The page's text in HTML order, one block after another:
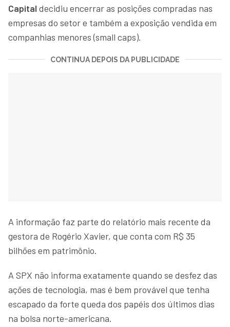
Capital decidiu encerrar as posições compradas nas
empresas do setor e também a exposição vendida em
companhias menores (small caps).
CONTINUA DEPOIS DA PUBLICIDADE
A informação faz parte do relatório mais recente da
gestora de Rogério Xavier, que conta com R$ 35
bilhões em patrimônio.
A SPX não informa exatamente quando se desfez das
ações de tecnologia, mas é bem provável que tenha
escapado da forte queda dos papéis dos últimos dias
na bolsa norte-americana.